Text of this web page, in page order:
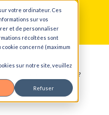
votre ordinateur. Ces
sur vos
et de personnaliser
récoltées sont
concerné (maximum
sur notre site, veuillez
Refuser
formulaires sur HubSpot ?